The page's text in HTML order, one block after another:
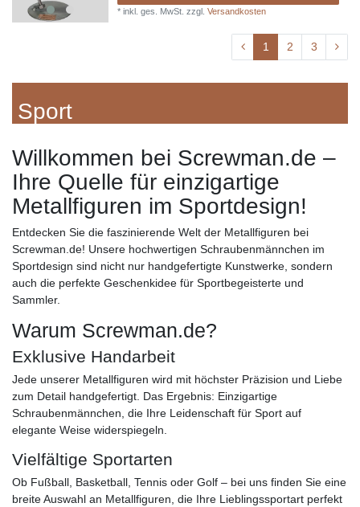
* inkl. ges. MwSt. zzgl. Versandkosten
1 2 3
Sport
Willkommen bei Screwman.de –
Ihre Quelle für einzigartige
Metallfiguren im Sportdesign!
Entdecken Sie die faszinierende Welt der Metallfiguren bei
Screwman.de! Unsere hochwertigen Schraubenmännchen im
Sportdesign sind nicht nur handgefertigte Kunstwerke, sondern
auch die perfekte Geschenkidee für Sportbegeisterte und
Sammler.
Warum Screwman.de?
Exklusive Handarbeit
Jede unserer Metallfiguren wird mit höchster Präzision und Liebe
zum Detail handgefertigt. Das Ergebnis: Einzigartige
Schraubenmännchen, die Ihre Leidenschaft für Sport auf
elegante Weise widerspiegeln.
Vielfältige Sportarten
Ob Fußball, Basketball, Tennis oder Golf – bei uns finden Sie eine
breite Auswahl an Metallfiguren, die Ihre Lieblingssportart perfekt